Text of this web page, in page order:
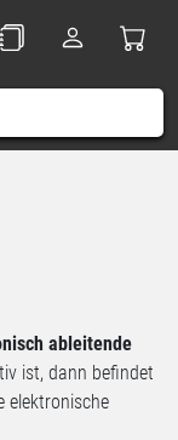
ableitende
ist, dann befindet
elektronische